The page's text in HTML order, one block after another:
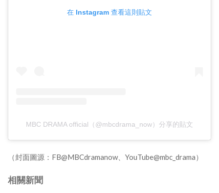
在 Instagram 查看這則貼文
MBC DRAMA official（@mbcdrama_now）分享的貼文
（封面圖源：FB@MBCdramanow、YouTube@mbc_drama）
相關新聞